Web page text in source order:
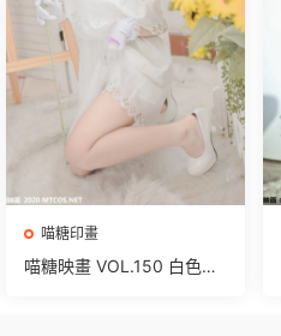
喵糖印畫
喵糖映畫 VOL.150 白色瑪